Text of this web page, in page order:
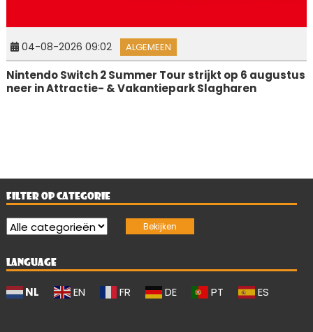
04-08-2026 09:02 ALGEMEEN
Nintendo Switch 2 Summer Tour strijkt op 6 augustus
neer in Attractie- & Vakantiepark Slagharen
FILTER OP CATEGORIE
LANGUAGE
NL EN FR DE PT ES